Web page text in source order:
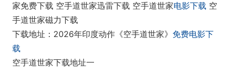
家免费下载 空手道世家迅雷下载 空手道世家电影下载 空
手道世家磁力下载
下载地址：2026年印度动作《空手道世家》 免费电影下
载
空手道世家下载地址一